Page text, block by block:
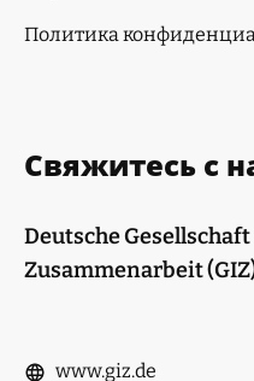
Политика
Свяжитесь с
Deutsche
Zusammenarbeit
www.giz.de